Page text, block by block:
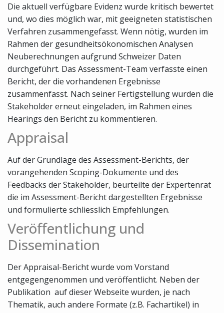
Die aktuell verfügbare Evidenz wurde kritisch bewertet
und, wo dies möglich war, mit geeigneten statistischen
Verfahren zusammengefasst. Wenn nötig, wurden im
Rahmen der gesundheitsökonomischen Analysen
Neuberechnungen aufgrund Schweizer Daten
durchgeführt. Das Assessment-Team verfasste einen
Bericht, der die vorhandenen Ergebnisse
zusammenfasst. Nach seiner Fertigstellung wurden die
Stakeholder erneut eingeladen, im Rahmen eines
Hearings den Bericht zu kommentieren.
Appraisal
Auf der Grundlage des Assessment-Berichts, der
vorangehenden Scoping-Dokumente und des
Feedbacks der Stakeholder, beurteilte der Expertenrat
die im Assessment-Bericht dargestellten Ergebnisse
und formulierte schliesslich Empfehlungen.
Veröffentlichung und
Dissemination
Der Appraisal-Bericht wurde vom Vorstand
entgegengenommen und veröffentlicht. Neben der
Publikation auf dieser Webseite wurden, je nach
Thematik, auch andere Formate (z.B. Fachartikel) in